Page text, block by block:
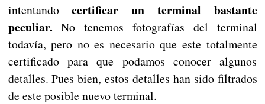
intentandocertificar un terminal bastante
peculiar. No tenemos fotografías del terminal
todavía, pero no es necesario que este totalmente
certificado para que podamos conocer algunos
detalles. Pues bien, estos detalles han sido filtrados
de este posible nuevo terminal.